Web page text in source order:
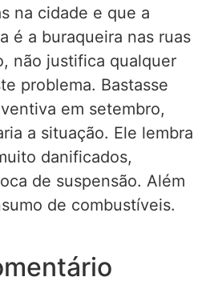
na cidade e que a
é a buraqueira nas ruas
não justifica qualquer
problema. Bastasse
em setembro,
a situação. Ele lembra
danificados,
de suspensão. Além
de combustíveis.